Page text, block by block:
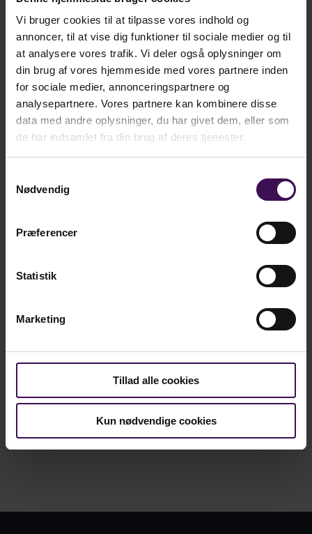
Vi bruger cookies til at tilpasse vores indhold og
annoncer, til at vise dig funktioner til sociale medier og til
at analysere vores trafik. Vi deler også oplysninger om
din brug af vores hjemmeside med vores partnere inden
for sociale medier, annonceringspartnere og
analysepartnere. Vores partnere kan kombinere disse
data med andre oplysninger, du har givet dem, eller som
de har indsamlet fra din brug af deres tjenester.
Nødvendig
Præferencer
Statistik
Marketing
Tillad alle cookies
Kun nødvendige cookies
Læs mere...
Støttesystemerne er leveret og
godkendt
30. november 2017 09:34
Jens Bruntt
Læs mere...
OCR på CIS - fra scannet dokument til
Jens Bruntt
Læs mere...
Gå til forsiden